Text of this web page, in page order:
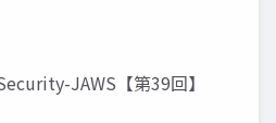
JAWS【第39回】